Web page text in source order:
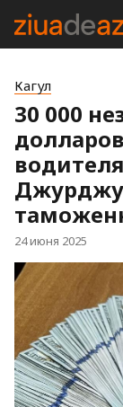
Кагул
30 000
24 июня 2025